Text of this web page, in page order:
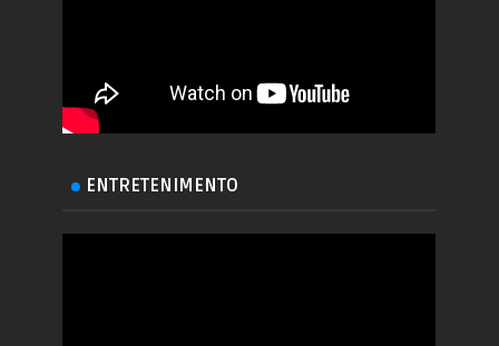
ENTRETENIMENTO